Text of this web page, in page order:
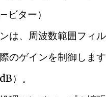
ビター）
は、周波数範囲フィ
のゲインを制御しま
）。